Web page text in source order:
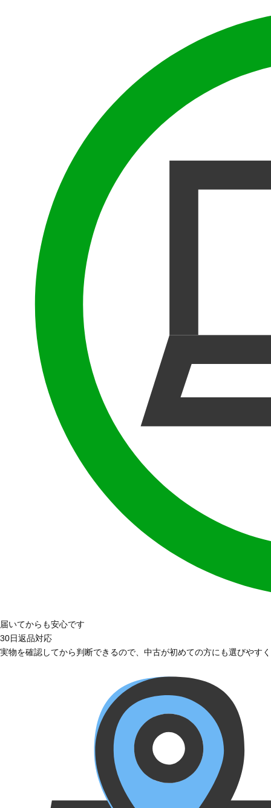
届いてからも安心です
30日返品対応
実物を確認してから判断できるので、中古が初めての方にも選びやす